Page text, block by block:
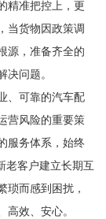
精准把控上，更
当货物因政策调
源，准备齐全的
问题。
、可靠的汽车配
营风险的重要策
服务体系，始终
老客户建立长期互
琐而感到困扰，
效、安心。